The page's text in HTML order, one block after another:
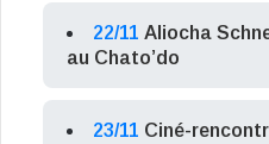
22/11 Aliocha
au Chato’do
23/11 Ciné-